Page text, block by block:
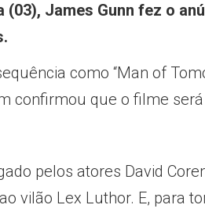
James Gunn fez o
como “Man of
confirmou que o filme
pelos atores David
vilão Lex Luthor. E, para